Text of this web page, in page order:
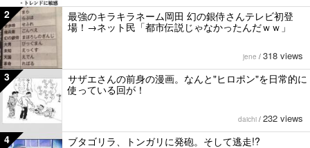
2
最強のキラキラネーム岡田 幻の銀侍さんテレビ初登
場！→ネット民「都市伝説じゃなかったんだｗｗ」
jene / 318 views
3
サザエさんの前身の漫画。なんと"ヒロポン"を日常的に
使っている回が！
daichi / 232 views
4 ブタゴリラ、トンガリに発砲。そして逃走!?